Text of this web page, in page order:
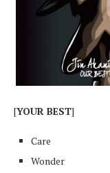
[YOUR BEST]
Care
Wonder